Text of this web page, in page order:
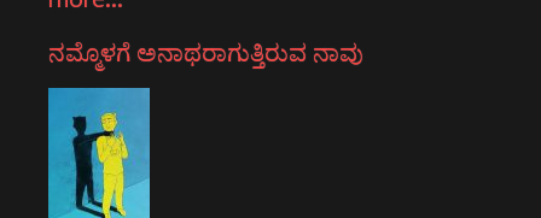
ನಮ್ಮೊಳಗೆ ಅನಾಥರಾಗುತ್ತಿರುವ ನಾವು